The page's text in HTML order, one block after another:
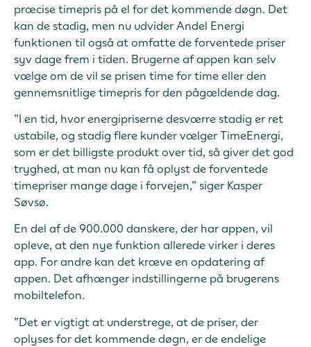
præcise timepris på el for det kommende døgn. Det
kan de stadig, men nu udvider Andel Energi
funktionen til også at omfatte de forventede priser
syv dage frem i tiden. Brugerne af appen kan selv
vælge om de vil se prisen time for time eller den
gennemsnitlige timepris for den pågældende dag.
”I en tid, hvor energipriserne desværre stadig er ret
ustabile, og stadig flere kunder vælger TimeEnergi,
som er det billigste produkt over tid, så giver det god
tryghed, at man nu kan få oplyst de forventede
timepriser mange dage i forvejen,” siger Kasper
Søvsø.
En del af de 900.000 danskere, der har appen, vil
opleve, at den nye funktion allerede virker i deres
app. For andre kan det kræve en opdatering af
appen. Det afhænger indstillingerne på brugerens
mobiltelefon.
”Det er vigtigt at understrege, at de priser, der
oplyses for det kommende døgn, er de endelige